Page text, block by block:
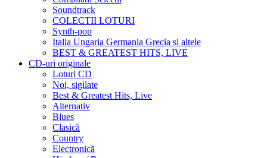
Soundtrack
COLECTII LOTURI
Synth-pop
Italia Ungaria Germania Grecia si altele
BEST & GREATEST HITS, LIVE
CD-uri originale
Loturi CD
Noi, sigilate
Best & Greatest Hits, Live
Alternativ
Blues
Clasică
Country
Electronică